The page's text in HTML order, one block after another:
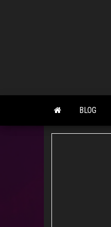
BLOG